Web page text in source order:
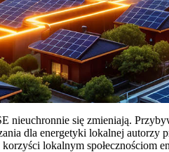
nieuchronnie się zmieniają.
dla energetyki lokalnej autorzy
lokalnym